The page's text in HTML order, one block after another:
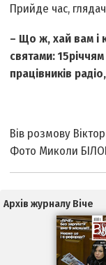
Прийде час,
– Що ж, хай вам і
святами:
працівників
Вів розмову
Фото Миколи
Архів журналу Віче